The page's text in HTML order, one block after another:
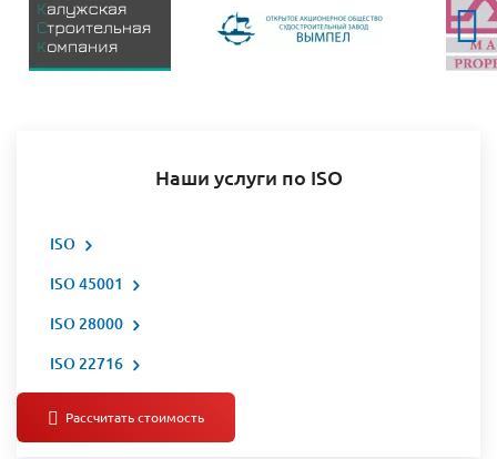
Наши услуги по ISO
ISO
ISO 45001
ISO 28000
ISO 22716